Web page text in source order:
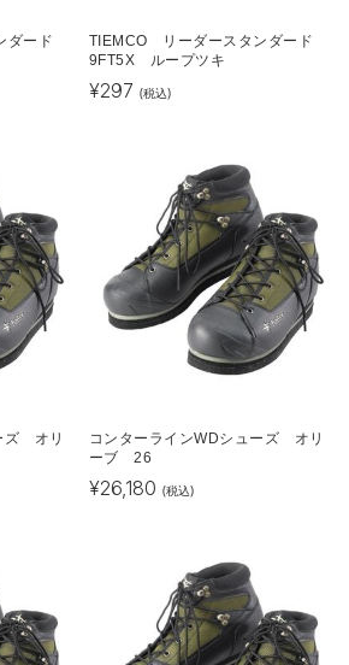
ダード
TIEMCO リーダースタンダード
9FT5X ループツキ
¥297 (税込)
ズ オリ
コンターラインWDシューズ オリ
ーブ 26
¥26,180 (税込)